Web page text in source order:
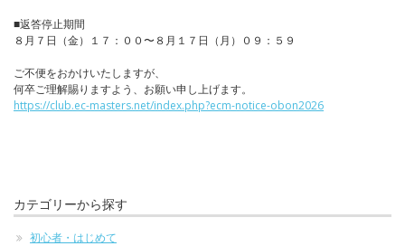
■返答停止期間
８月７日（金）１７：００〜８月１７日（月）０９：５９
ご不便をおかけいたしますが、
何卒ご理解賜りますよう、お願い申し上げます。
https://club.ec-masters.net/index.php?ecm-notice-obon2026
カテゴリーから探す
初心者・はじめて